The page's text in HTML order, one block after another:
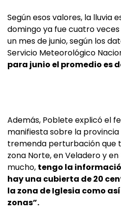
Según esos valores, la lluvia
domingo ya fue cuatro
un mes de junio, según los
Servicio Meteorológico
para junio el promedio es
Además, Poblete explicó el
manifiesta sobre la provincia
tremenda perturbación que
zona Norte, en Veladero y en
mucho, tengo la
hay una cubierta de 20
la zona de Iglesia como
zonas”.